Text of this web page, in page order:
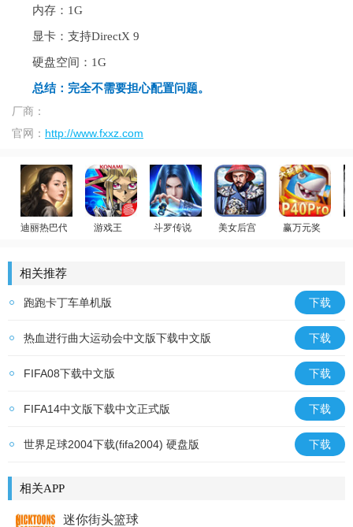
内存：1G
显卡：支持DirectX 9
硬盘空间：1G
总结：完全不需要担心配置问题。
厂商：
官网： http://www.fxxz.com
迪丽热巴代言
游戏王
斗罗传说
美女后宫
赢万元奖
相关推荐
跑跑卡丁车单机版 下载
热血进行曲大运动会中文版下载中文版 下载
FIFA08下载中文版 下载
FIFA14中文版下载中文正式版 下载
世界足球2004下载(fifa2004) 硬盘版 下载
相关APP
迷你街头篮球